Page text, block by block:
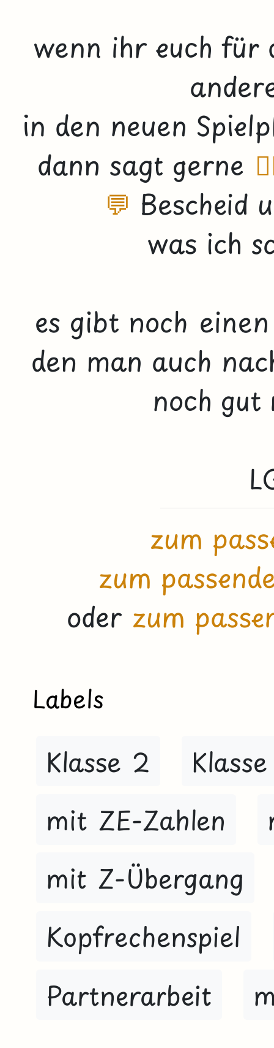
wenn ihr euch für
in den neuen
dann sagt gerne
💬 Bescheid
was ich
es gibt noch
den man auch
noch gut
zum
zum
oder zum
Labels
Klasse 2
mit ZE-Zahlen
mit Z-Übergang
Kopfrechenspiel
Partnerarbeit